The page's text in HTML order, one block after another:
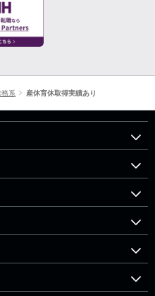
務系 産休育休取得実績あり